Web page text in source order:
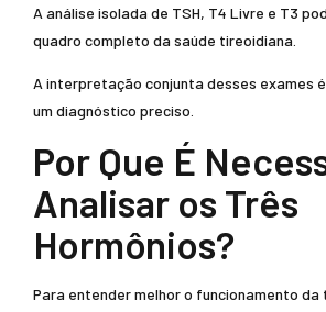
A análise isolada de TSH, T4 Livre e T3
quadro completo da saúde tireoidiana.
A interpretação conjunta desses exames
um diagnóstico preciso.
Por Que É
Analisar os Três
Hormônios?
Para entender melhor o funcionamento da